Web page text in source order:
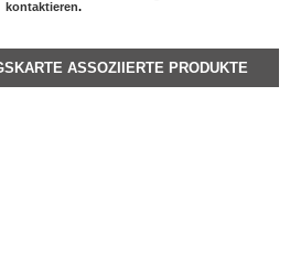
kontaktieren.
ASSOZIIERTE PRODUKTE